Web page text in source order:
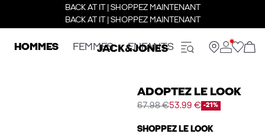
BACK AT IT | SHOPPEZ MAINTENANT
BACK AT IT | SHOPPEZ MAINTENANT
HOMMES FEMMES ENFANTS
ADOPTEZ LE LOOK
67.98 €53.99 € -21%
SHOPPEZ LE LOOK